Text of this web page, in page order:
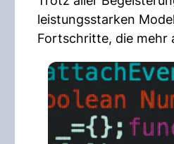
leistungsstarken
Fortschritte, die mehr